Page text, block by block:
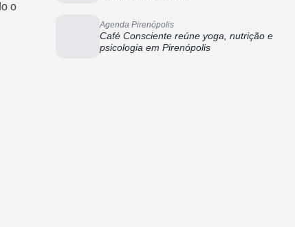
o
Agenda Pirenópolis
Café Consciente reúne yoga, nutrição e
psicologia em Pirenópolis